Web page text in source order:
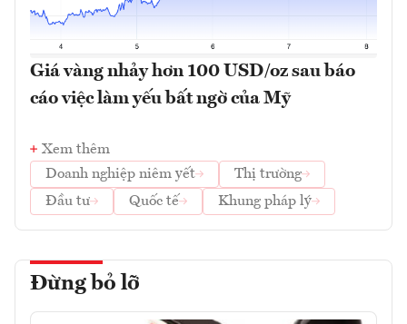
Giá vàng nhảy hơn 100 USD/oz sau báo
cáo việc làm yếu bất ngờ của Mỹ
Xem thêm
Doanh nghiệp niêm yết
Thị trường
Đầu tư
Quốc tế Khung pháp lý
Đừng bỏ lỡ